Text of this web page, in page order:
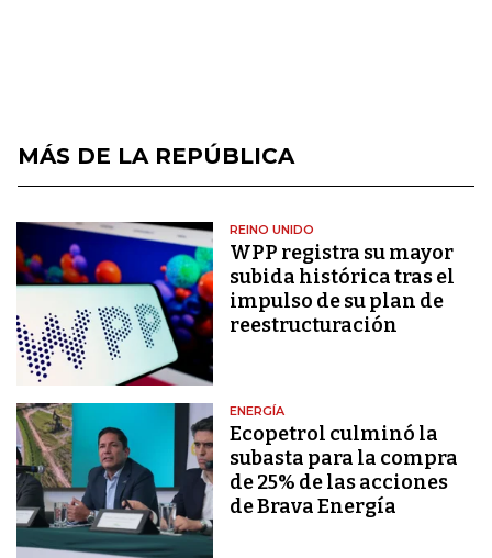
MÁS DE LA REPÚBLICA
REINO UNIDO
WPP registra su mayor
subida histórica tras el
impulso de su plan de
reestructuración
ENERGÍA
Ecopetrol culminó la
subasta para la compra
de 25% de las acciones
de Brava Energía